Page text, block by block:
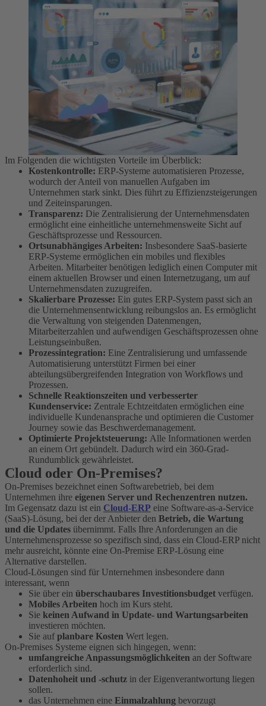
Im Folgenden die wichtigsten Vorteile im Überblick:
Kostenkontrolle: ERP-Systeme automatisieren Prozesse,
wodurch der Anteil von manuellen Aufgaben im
Unternehmen stark sinkt. Dies führt zu Effizienzsteigerungen
und Zeiteinsparungen.
Transparenz: Die Zentralisierung der Unternehmensdaten
ermöglicht eine einheitliche unternehmensweite Sicht auf
Geschäftsprozesse und Ressourcen.
Ortsunabhängiges Arbeiten: Insbesondere SaaS-basierte
ERP-Systeme ermöglichen ein mobiles und flexibles
Arbeiten. Mitarbeiter benötigen lediglich einen Computer mit
einem aktuellen Browser und einen Internetzugang, um auf
Unternehmensdaten zuzugreifen.
Skalierbare Prozesse: Ein gutes ERP-System passt sich an
die Unternehmensentwicklung reibungslos an. Es ermöglicht
die Verwaltung von steigenden Datenmengen,
Mitarbeiterzahlen und aufwendigen Geschäftsprozessen ohne
Leistungseinbußen.
Prozessintegration: Eine Zentralisierung und umfassende
Automatisierung unterstützt Firmen bei einer
abteilungsübergreifenden Integration von Workflows und
Prozessen.
Schnelle Reaktionszeiten und verbesserter
Kundenservice: Zentrale Echtzeitdaten ermöglichen eine
individuelle Kundenansprache und optimieren die Customer
Journey sowie das Beschwerdemanagement.
Optimierte Projektsteuerung: Alle Informationen werden
an einem Ort gebündelt. Dadurch wird ein 360-Grad-
Rundumblick gewährleistet.
Cloud oder On-Premises?
On-Premises bezeichnet einen Softwarebetrieb, bei dem
Unternehmen ihre eigenen Server und Rechenzentren nutzen.
Im Gegensatz dazu ist ein Cloud-ERP eine Software-as-a-Service
(SaaS)-Lösung, bei der der Anbieter den Betrieb, die Wartung
und die Updates übernimmt. Falls Ihre Anforderungen an die
Unternehmensprozesse so spezifisch sind, dass ein Cloud-ERP nicht
mehr ausreicht, könnte eine On-Premise ERP-Lösung eine
Alternative darstellen.
Cloud-Lösungen sind für Unternehmen insbesondere dann
interessant, wenn
Sie über ein überschaubares Investitionsbudget verfügen.
Mobiles Arbeiten hoch im Kurs steht.
Sie keinen Aufwand in Update- und Wartungsarbeiten
investieren möchten.
Sie auf planbare Kosten Wert legen.
On-Premises Systeme eignen sich hingegen, wenn:
umfangreiche Anpassungsmöglichkeiten an der Software
erforderlich sind.
Datenhoheit und -schutz in der Eigenverantwortung liegen
sollen.
das Unternehmen eine Einmalzahlung bevorzugt